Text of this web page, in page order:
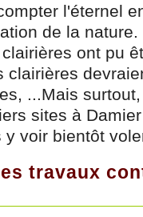
l'éternel
de la
ont pu
clairières
...Mais
sites à
y voir bientôt
travaux